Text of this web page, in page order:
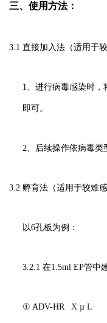
三、使用方法：
3.1 直接加入法（适用于
1、进行病毒感染时，
即可。
2、后续操作依病毒类
3.2 孵育法（适用于较难
以6孔板为例：
3.2.1 在1.5ml EP管中
① ADV-HR X µ L